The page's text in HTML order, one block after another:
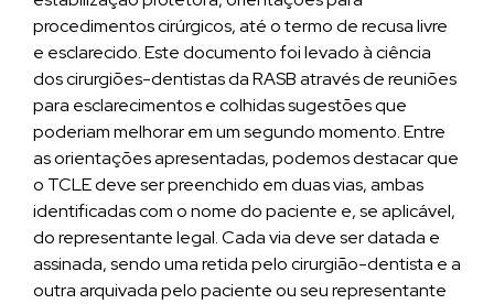
procedimentos cirúrgicos, até o termo de recusa livre
e esclarecido. Este documento foi levado à ciência
dos cirurgiões-dentistas da RASB através de reuniões
para esclarecimentos e colhidas sugestões que
poderiam melhorar em um segundo momento. Entre
as orientações apresentadas, podemos destacar que
o TCLE deve ser preenchido em duas vias, ambas
identificadas com o nome do paciente e, se aplicável,
do representante legal. Cada via deve ser datada e
assinada, sendo uma retida pelo cirurgião-dentista e a
outra arquivada pelo paciente ou seu representante